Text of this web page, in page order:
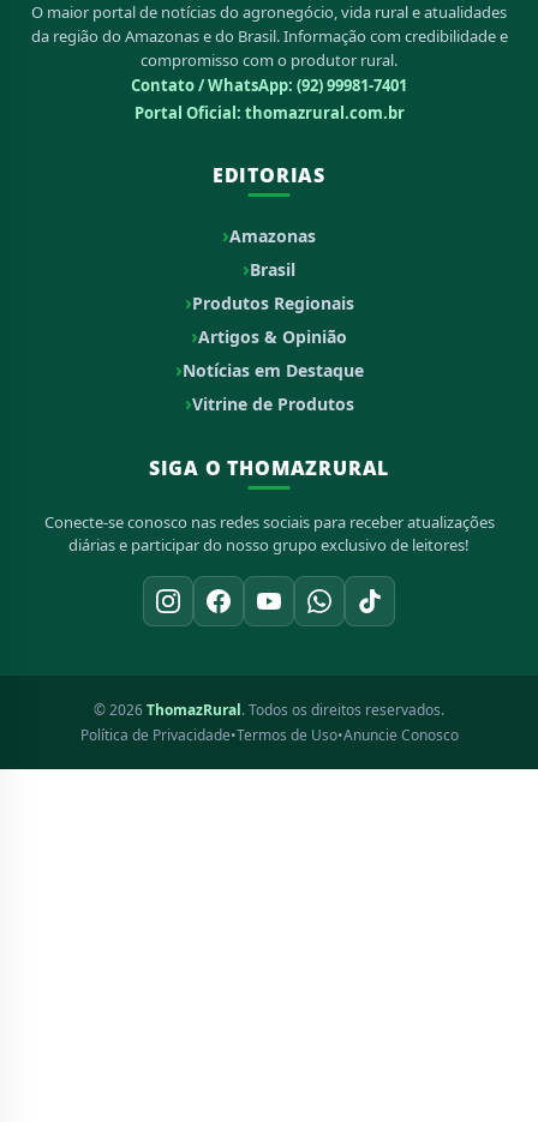
O maior portal de notícias do agronegócio, vida rural e atualidades
da região do Amazonas e do Brasil. Informação com credibilidade e
compromisso com o produtor rural.
Contato / WhatsApp: (92) 99981-7401
Portal Oficial: thomazrural.com.br
EDITORIAS
Amazonas
Brasil
Produtos Regionais
Artigos & Opinião
Notícias em Destaque
Vitrine de Produtos
SIGA O THOMAZRURAL
Conecte-se conosco nas redes sociais para receber atualizações
diárias e participar do nosso grupo exclusivo de leitores!
© 2026ThomazRural. Todos os direitos reservados.
Política de Privacidade•Termos de Uso•Anuncie Conosco